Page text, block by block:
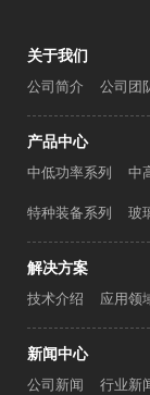
关于我们
公司简介 公司团
产品中心
中低功率系列 中
特种装备系列 玻
解决方案
技术介绍 应用领
新闻中心
公司新闻 行业新